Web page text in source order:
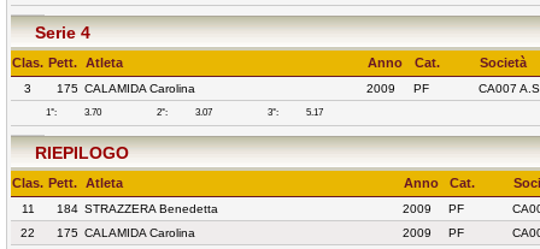
Serie 4
Clas. Pett. Atleta Anno Cat. Società
3 175 CALAMIDA Carolina 2009 PF CA007
1°: 3.70 2°: 3.07 3°: 5.17
RIEPILOGO
Clas. Pett. Atleta Anno Cat.
11 184 STRAZZERA Benedetta 2009 PF
22
175 CALAMIDA Carolina 2009 PF